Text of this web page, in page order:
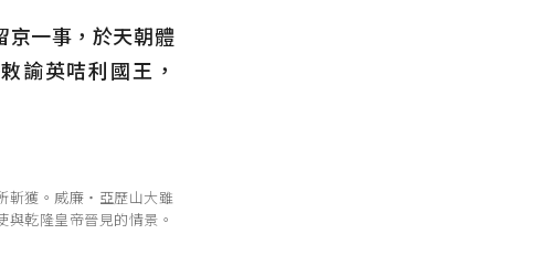
京一事，於天朝體
諭英咭利國王，
斬獲。威廉‧亞歷山大雖
乾隆皇帝晉見的情景。